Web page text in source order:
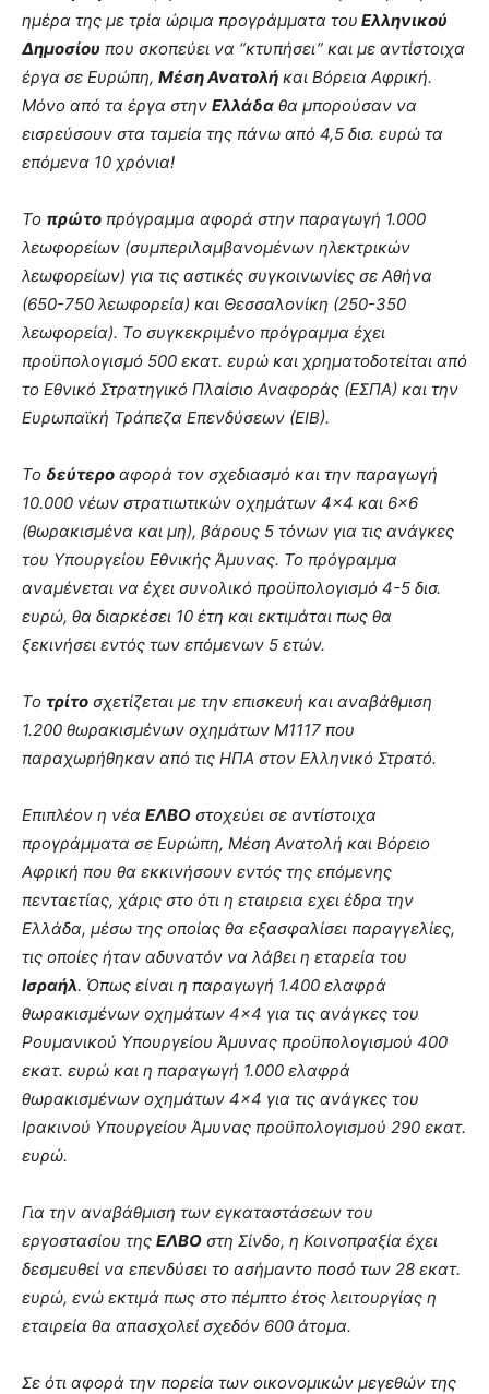
ημέρα της με τρία ώριμα προγράμματα του Ελληνικού
Δημοσίου που σκοπεύει να “κτυπήσει” και με αντίστοιχα
έργα σε Ευρώπη, Μέση Ανατολή και Βόρεια Αφρική.
Μόνο από τα έργα στην Ελλάδα θα μπορούσαν να
εισρεύσουν στα ταμεία της πάνω από 4,5 δισ. ευρώ τα
επόμενα 10 χρόνια!
Το πρώτο πρόγραμμα αφορά στην παραγωγή 1.000
λεωφορείων (συμπεριλαμβανομένων ηλεκτρικών
λεωφορείων) για τις αστικές συγκοινωνίες σε Αθήνα
(650-750 λεωφορεία) και Θεσσαλονίκη (250-350
λεωφορεία). Το συγκεκριμένο πρόγραμμα έχει
προϋπολογισμό 500 εκατ. ευρώ και χρηματοδοτείται από
το Εθνικό Στρατηγικό Πλαίσιο Αναφοράς (ΕΣΠΑ) και την
Ευρωπαϊκή Τράπεζα Επενδύσεων (ΕΙΒ).
Το δεύτερο αφορά τον σχεδιασμό και την παραγωγή
10.000 νέων στρατιωτικών οχημάτων 4×4 και 6×6
(θωρακισμένα και μη), βάρους 5 τόνων για τις ανάγκες
του Υπουργείου Εθνικής Άμυνας. Το πρόγραμμα
αναμένεται να έχει συνολικό προϋπολογισμό 4-5 δισ.
ευρώ, θα διαρκέσει 10 έτη και εκτιμάται πως θα
ξεκινήσει εντός των επόμενων 5 ετών.
Το τρίτο σχετίζεται με την επισκευή και αναβάθμιση
1.200 θωρακισμένων οχημάτων Μ1117 που
παραχωρήθηκαν από τις ΗΠΑ στον Ελληνικό Στρατό.
Επιπλέον η νέα ΕΛΒΟ στοχεύει σε αντίστοιχα
προγράμματα σε Ευρώπη, Μέση Ανατολή και Βόρειο
Αφρική που θα εκκινήσουν εντός της επόμενης
πενταετίας, χάρις στο ότι η εταιρεια εχει έδρα την
Ελλάδα, μέσω της οποίας θα εξασφαλίσει παραγγελίες,
τις οποίες ήταν αδυνατόν να λάβει η εταρεία του
Ισραήλ. Όπως είναι η παραγωγή 1.400 ελαφρά
θωρακισμένων οχημάτων 4×4 για τις ανάγκες του
Ρουμανικού Υπουργείου Άμυνας προϋπολογισμού 400
εκατ. ευρώ και η παραγωγή 1.000 ελαφρά
θωρακισμένων οχημάτων 4×4 για τις ανάγκες του
Ιρακινού Υπουργείου Άμυνας προϋπολογισμού 290 εκατ.
ευρώ.
Για την αναβάθμιση των εγκαταστάσεων του
εργοστασίου της ΕΛΒΟ στη Σίνδο, η Κοινοπραξία έχει
δεσμευθεί να επενδύσει το ασήμαντο ποσό των 28 εκατ.
ευρώ, ενώ εκτιμά πως στο πέμπτο έτος λειτουργίας η
εταιρεία θα απασχολεί σχεδόν 600 άτομα.
Σε ότι αφορά την πορεία των οικονομικών μεγεθών της